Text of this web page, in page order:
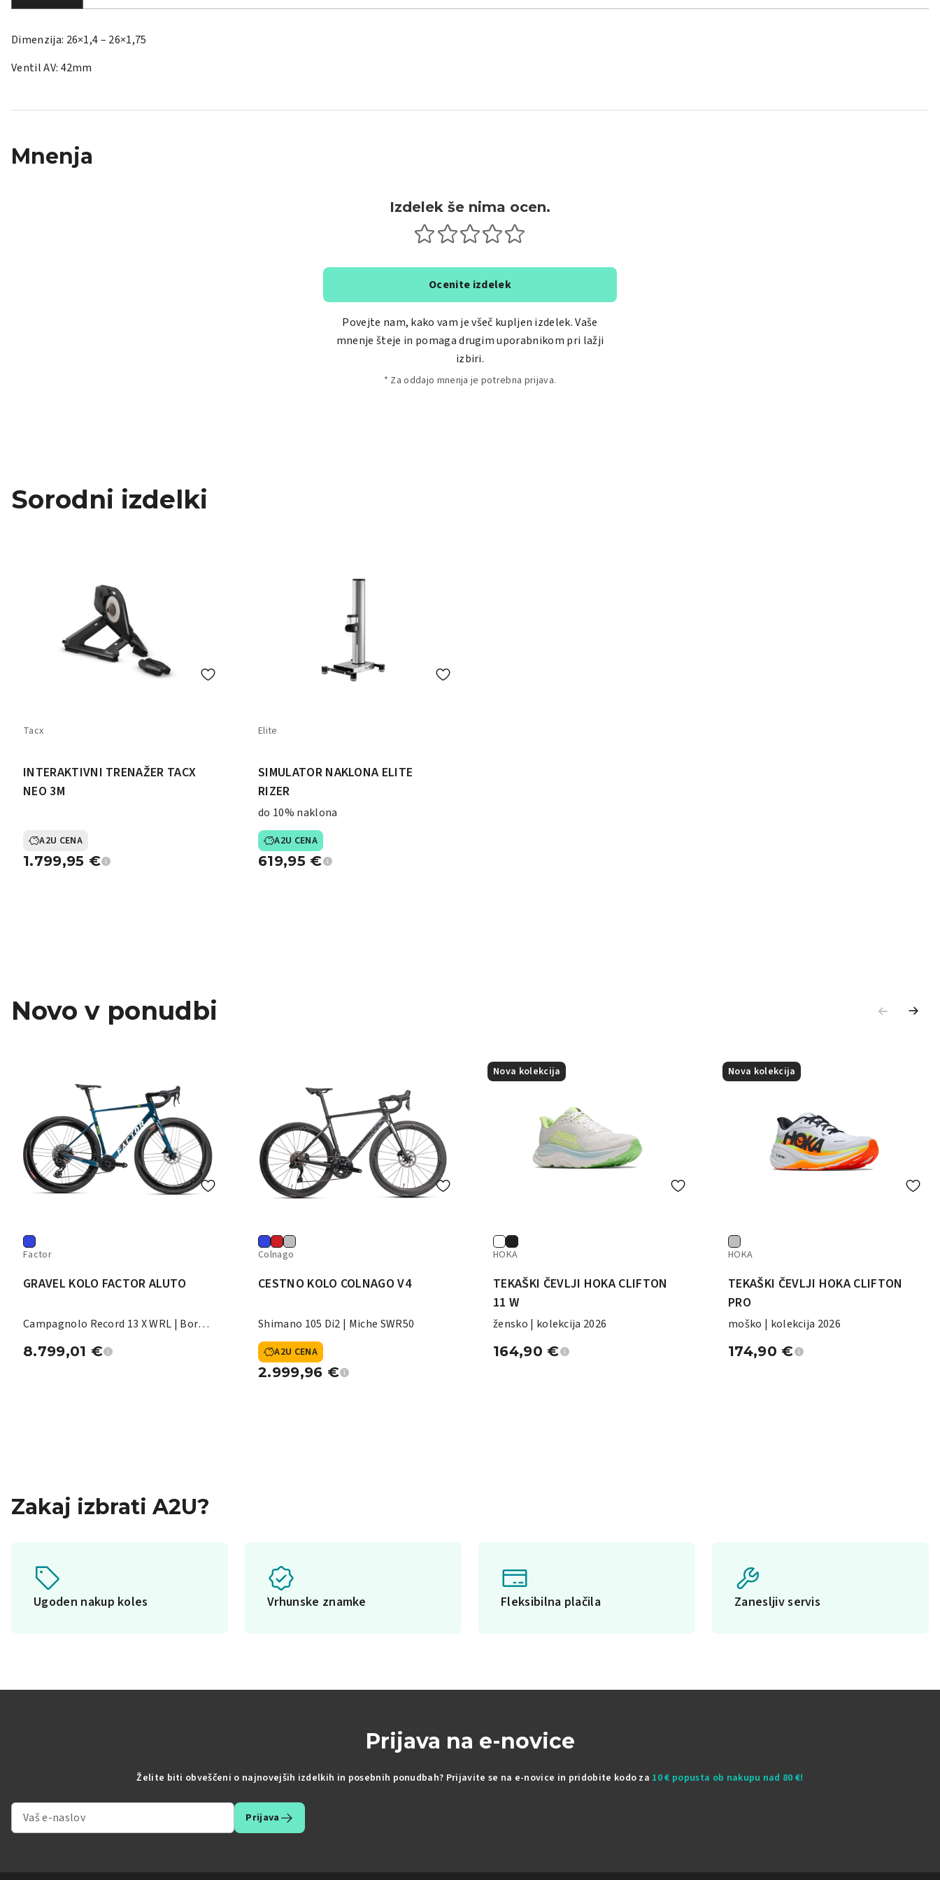
Dimenzija: 26×1,4 – 26×1,75
Ventil AV: 42mm
Mnenja
Izdelek še nima ocen.
Ocenite izdelek
Povejte nam, kako vam je všeč kupljen izdelek. Vaše
mnenje šteje in pomaga drugim uporabnikom pri lažji
izbiri.
* Za oddajo mnenja je potrebna prijava.
Sorodni izdelki
Tacx
INTERAKTIVNI TRENAŽER TACX
NEO 3M
A2U CENA
1.799,95 €
Elite
SIMULATOR NAKLONA ELITE
RIZER
do 10% naklona
A2U CENA
619,95 €
Novo v ponudbi
Factor
GRAVEL KOLO FACTOR ALUTO
Campagnolo Record 13 X WRL | Bora
8.799,01 €
Colnago
CESTNO KOLO COLNAGO V4
Shimano 105 Di2 | Miche SWR50
A2U CENA
2.999,96 €
Nova kolekcija
HOKA
TEKAŠKI ČEVLJI HOKA CLIFTON
11 W
žensko | kolekcija 2026
164,90 €
Nova kolekcija
HOKA
TEKAŠKI ČEVLJI HOKA CLIFTON
PRO
moško | kolekcija 2026
174,90 €
Zakaj izbrati A2U?
Ugoden nakup koles Vrhunske znamke Fleksibilna plačila Zanesljiv servis
Prijava na e-novice
Želite biti obveščeni o najnovejših izdelkih in posebnih ponudbah? Prijavite se na e-novice in pridobite kodo za 10 € popusta ob nakupu nad 80 €!
Prijava